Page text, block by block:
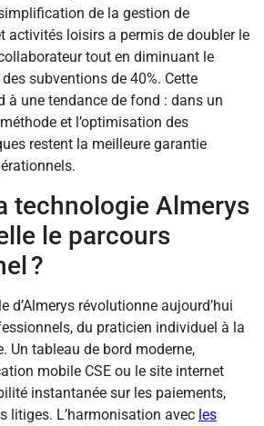
de la gestion de
activités loisirs a permis de doubler le
tout en diminuant le
subventions de 40%. Cette
à une tendance de fond : dans un
et l’optimisation des
restent la meilleure garantie
technologie Almerys
le parcours
?
d’Almerys révolutionne aujourd’hui
du praticien individuel à la
Un tableau de bord moderne,
mobile CSE ou le site internet
instantanée sur les paiements,
litiges. L’harmonisation avec les